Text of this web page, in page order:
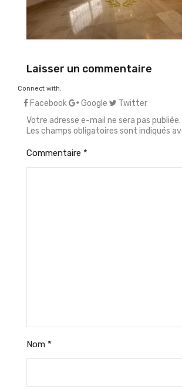
Laisser un commentaire
Connect with:
Facebook Google
Twitter
Votre adresse e-mail ne sera pas publiée.
Les champs obligatoires sont indiqués
Commentaire *
Nom *